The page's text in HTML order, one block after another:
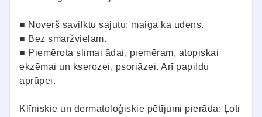
■ Novērš savilktu sajūtu; maiga kā ūdens.
■ Bez smaržvielām.
■ Piemērota slimai ādai, piemēram, atopiskai
ekzēmai un kserozei, psoriāzei. Arī papildu
aprūpei.
Klīniskie un dermatoloģiskie pētījumi pierāda: Ļoti